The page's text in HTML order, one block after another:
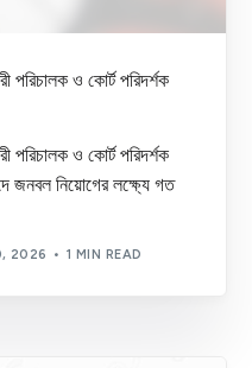
পরিচালক ও কোর্ট পরিদর্শক
পরিচালক ও কোর্ট পরিদর্শক
জনবল নিয়োগের লক্ষ্যে গত
2026 1 MIN READ